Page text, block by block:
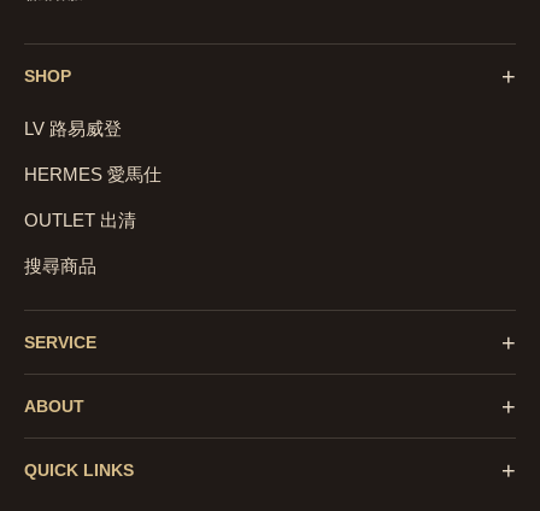
SHOP +
LV 路易威登
HERMES 愛馬仕
OUTLET 出清
搜尋商品
SERVICE +
ABOUT +
QUICK LINKS +